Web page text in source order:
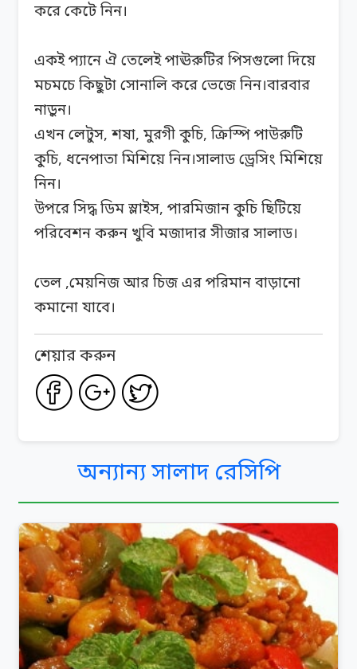
করে কেটে নিন।
একই প্যানে ঐ তেলেই পাঊরুটির পিসগুলো দিয়ে
মচমচে কিছুটা সোনালি করে ভেজে নিন।বারবার
নাড়ুন।
এখন লেটুস, শষা, মুরগী কুচি, ক্রিস্পি পাউরুটি
কুচি, ধনেপাতা মিশিয়ে নিন।সালাড ড্রেসিং মিশিয়ে
নিন।
উপরে সিদ্ধ ডিম স্লাইস, পারমিজান কুচি ছিটিয়ে
পরিবেশন করুন খুবি মজাদার সীজার সালাড।
তেল ,মেয়নিজ আর চিজ এর পরিমান বাড়ানো
কমানো যাবে।
শেয়ার করুন
অন্যান্য সালাদ রেসিপি